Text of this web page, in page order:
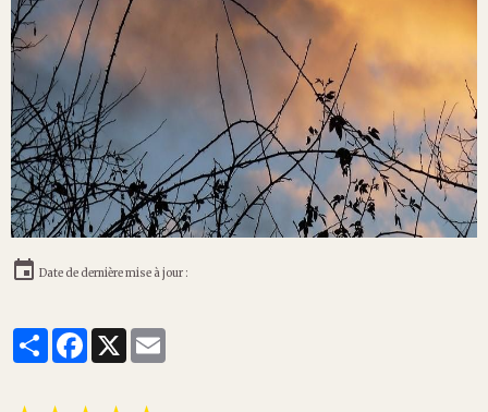
Date de dernière mise à jour :
PartagerFacebook
X